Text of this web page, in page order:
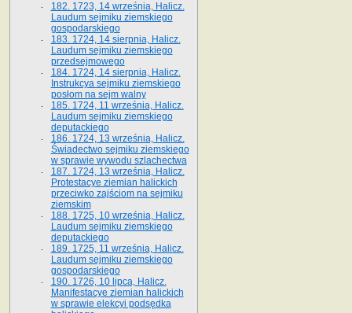
182. 1723, 14 września, Halicz.
Laudum sejmiku ziemskiego
gospodarskiego
183. 1724, 14 sierpnia, Halicz.
Laudum sejmiku ziemskiego
przedsejmowego
184. 1724, 14 sierpnia, Halicz.
Instrukcya sejmiku ziemskiego
posłom na sejm walny
185. 1724, 11 września, Halicz.
Laudum sejmiku ziemskiego
deputackiego
186. 1724, 13 września, Halicz.
Świadectwo sejmiku ziemskiego
w sprawie wywodu szlachectwa
187. 1724, 13 września, Halicz.
Protestacye ziemian halickich
przeciwko zajściom na sejmiku
ziemskim
188. 1725, 10 września, Halicz.
Laudum sejmiku ziemskiego
deputackiego
189. 1725, 11 września, Halicz.
Laudum sejmiku ziemskiego
gospodarskiego
190. 1726, 10 lipca, Halicz.
Manifestacye ziemian halickich
w sprawie elekcyi podsędka